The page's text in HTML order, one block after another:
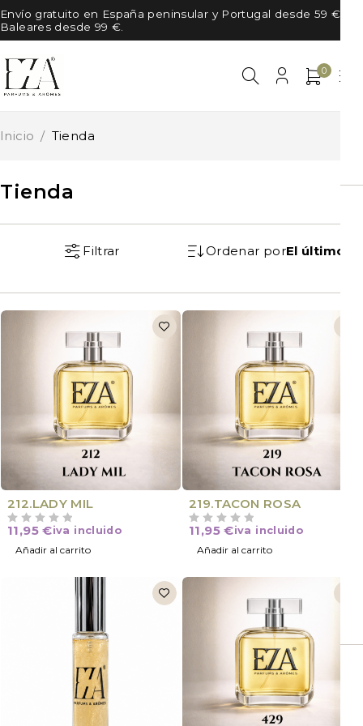
Envío gratuito en España peninsular y Portugal desde 59 €, en
Baleares desde 99 €.
0
Tienda
Inicio / Tienda
Filtrar Ordenar porEl último
212.LADY MIL
11,95€iva incluido
Añadir al carrito
219.TACON ROSA
11,95€iva incluido
Añadir al carrito